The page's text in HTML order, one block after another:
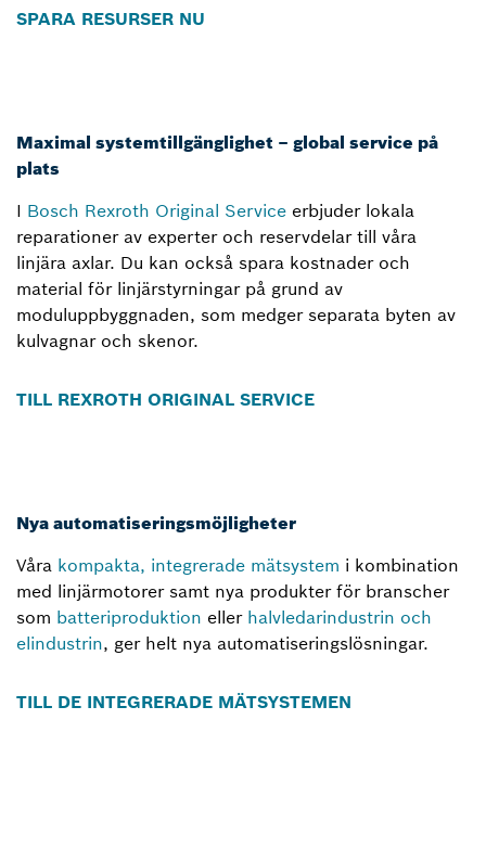
SPARA RESURSER NU
Maximal systemtillgänglighet – global service på
plats
I Bosch Rexroth Original Service erbjuder lokala
reparationer av experter och reservdelar till våra
linjära axlar. Du kan också spara kostnader och
material för linjärstyrningar på grund av
moduluppbyggnaden, som medger separata byten av
kulvagnar och skenor.
TILL REXROTH ORIGINAL SERVICE
Nya automatiseringsmöjligheter
Våra kompakta, integrerade mätsystem i kombination
med linjärmotorer samt nya produkter för branscher
som batteriproduktion eller halvledarindustrin och
elindustrin, ger helt nya automatiseringslösningar.
TILL DE INTEGRERADE MÄTSYSTEMEN